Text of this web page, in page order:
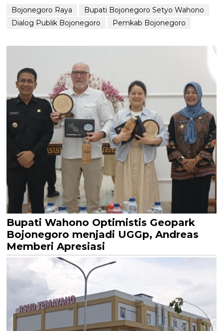
Bojonegoro Raya
Bupati Bojonegoro Setyo Wahono
Dialog Publik Bojonegoro
Pemkab Bojonegoro
Bupati Wahono Optimistis Geopark
Bojonegoro menjadi UGGp, Andreas
Memberi Apresiasi